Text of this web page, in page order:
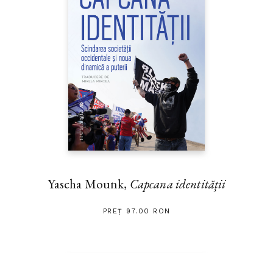
Yascha Mounk, Capcana identității
PREȚ 97.00 RON